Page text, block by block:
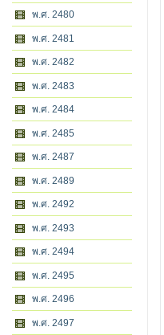
พ.ศ. 2480
พ.ศ. 2481
พ.ศ. 2482
พ.ศ. 2483
พ.ศ. 2484
พ.ศ. 2485
พ.ศ. 2487
พ.ศ. 2489
พ.ศ. 2492
พ.ศ. 2493
พ.ศ. 2494
พ.ศ. 2495
พ.ศ. 2496
พ.ศ. 2497